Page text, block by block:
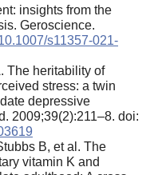
insights from the
Geroscience.
s11357-021-
The heritability of
stress: a twin
depressive
2009;39(2):211–8. doi:
B, et al. The
vitamin K and